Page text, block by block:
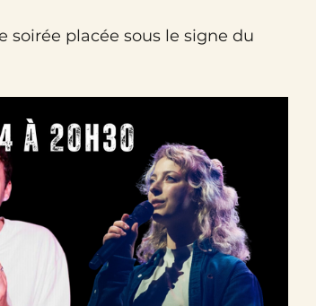
soirée placée sous le signe du